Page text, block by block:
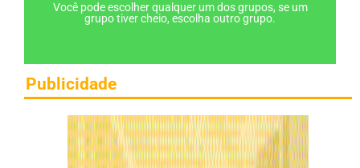
Você pode escolher qualquer um dos grupos, se um
grupo tiver cheio, escolha outro grupo.
Publicidade